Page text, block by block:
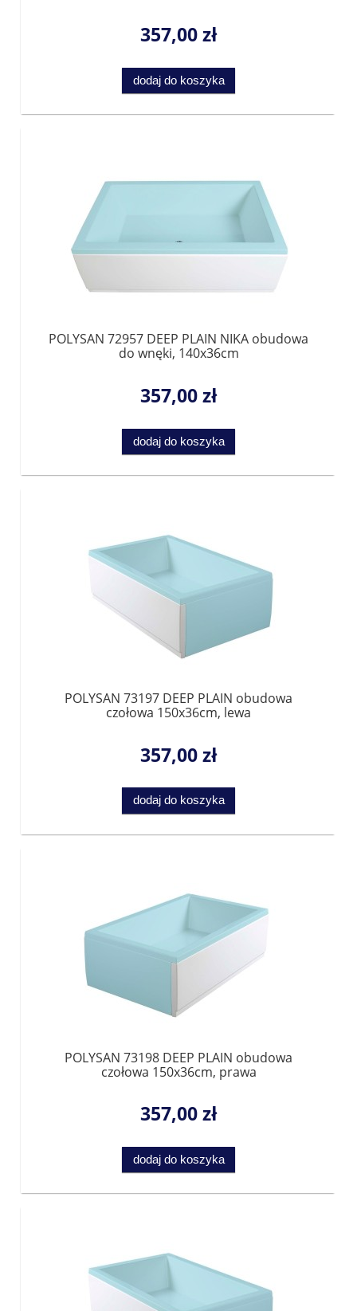
357,00 zł
dodaj do koszyka
POLYSAN 72957 DEEP PLAIN NIKA obudowa
do wnęki, 140x36cm
357,00 zł
dodaj do koszyka
POLYSAN 73197 DEEP PLAIN obudowa
czołowa 150x36cm, lewa
357,00 zł
dodaj do koszyka
POLYSAN 73198 DEEP PLAIN obudowa
czołowa 150x36cm, prawa
357,00 zł
dodaj do koszyka